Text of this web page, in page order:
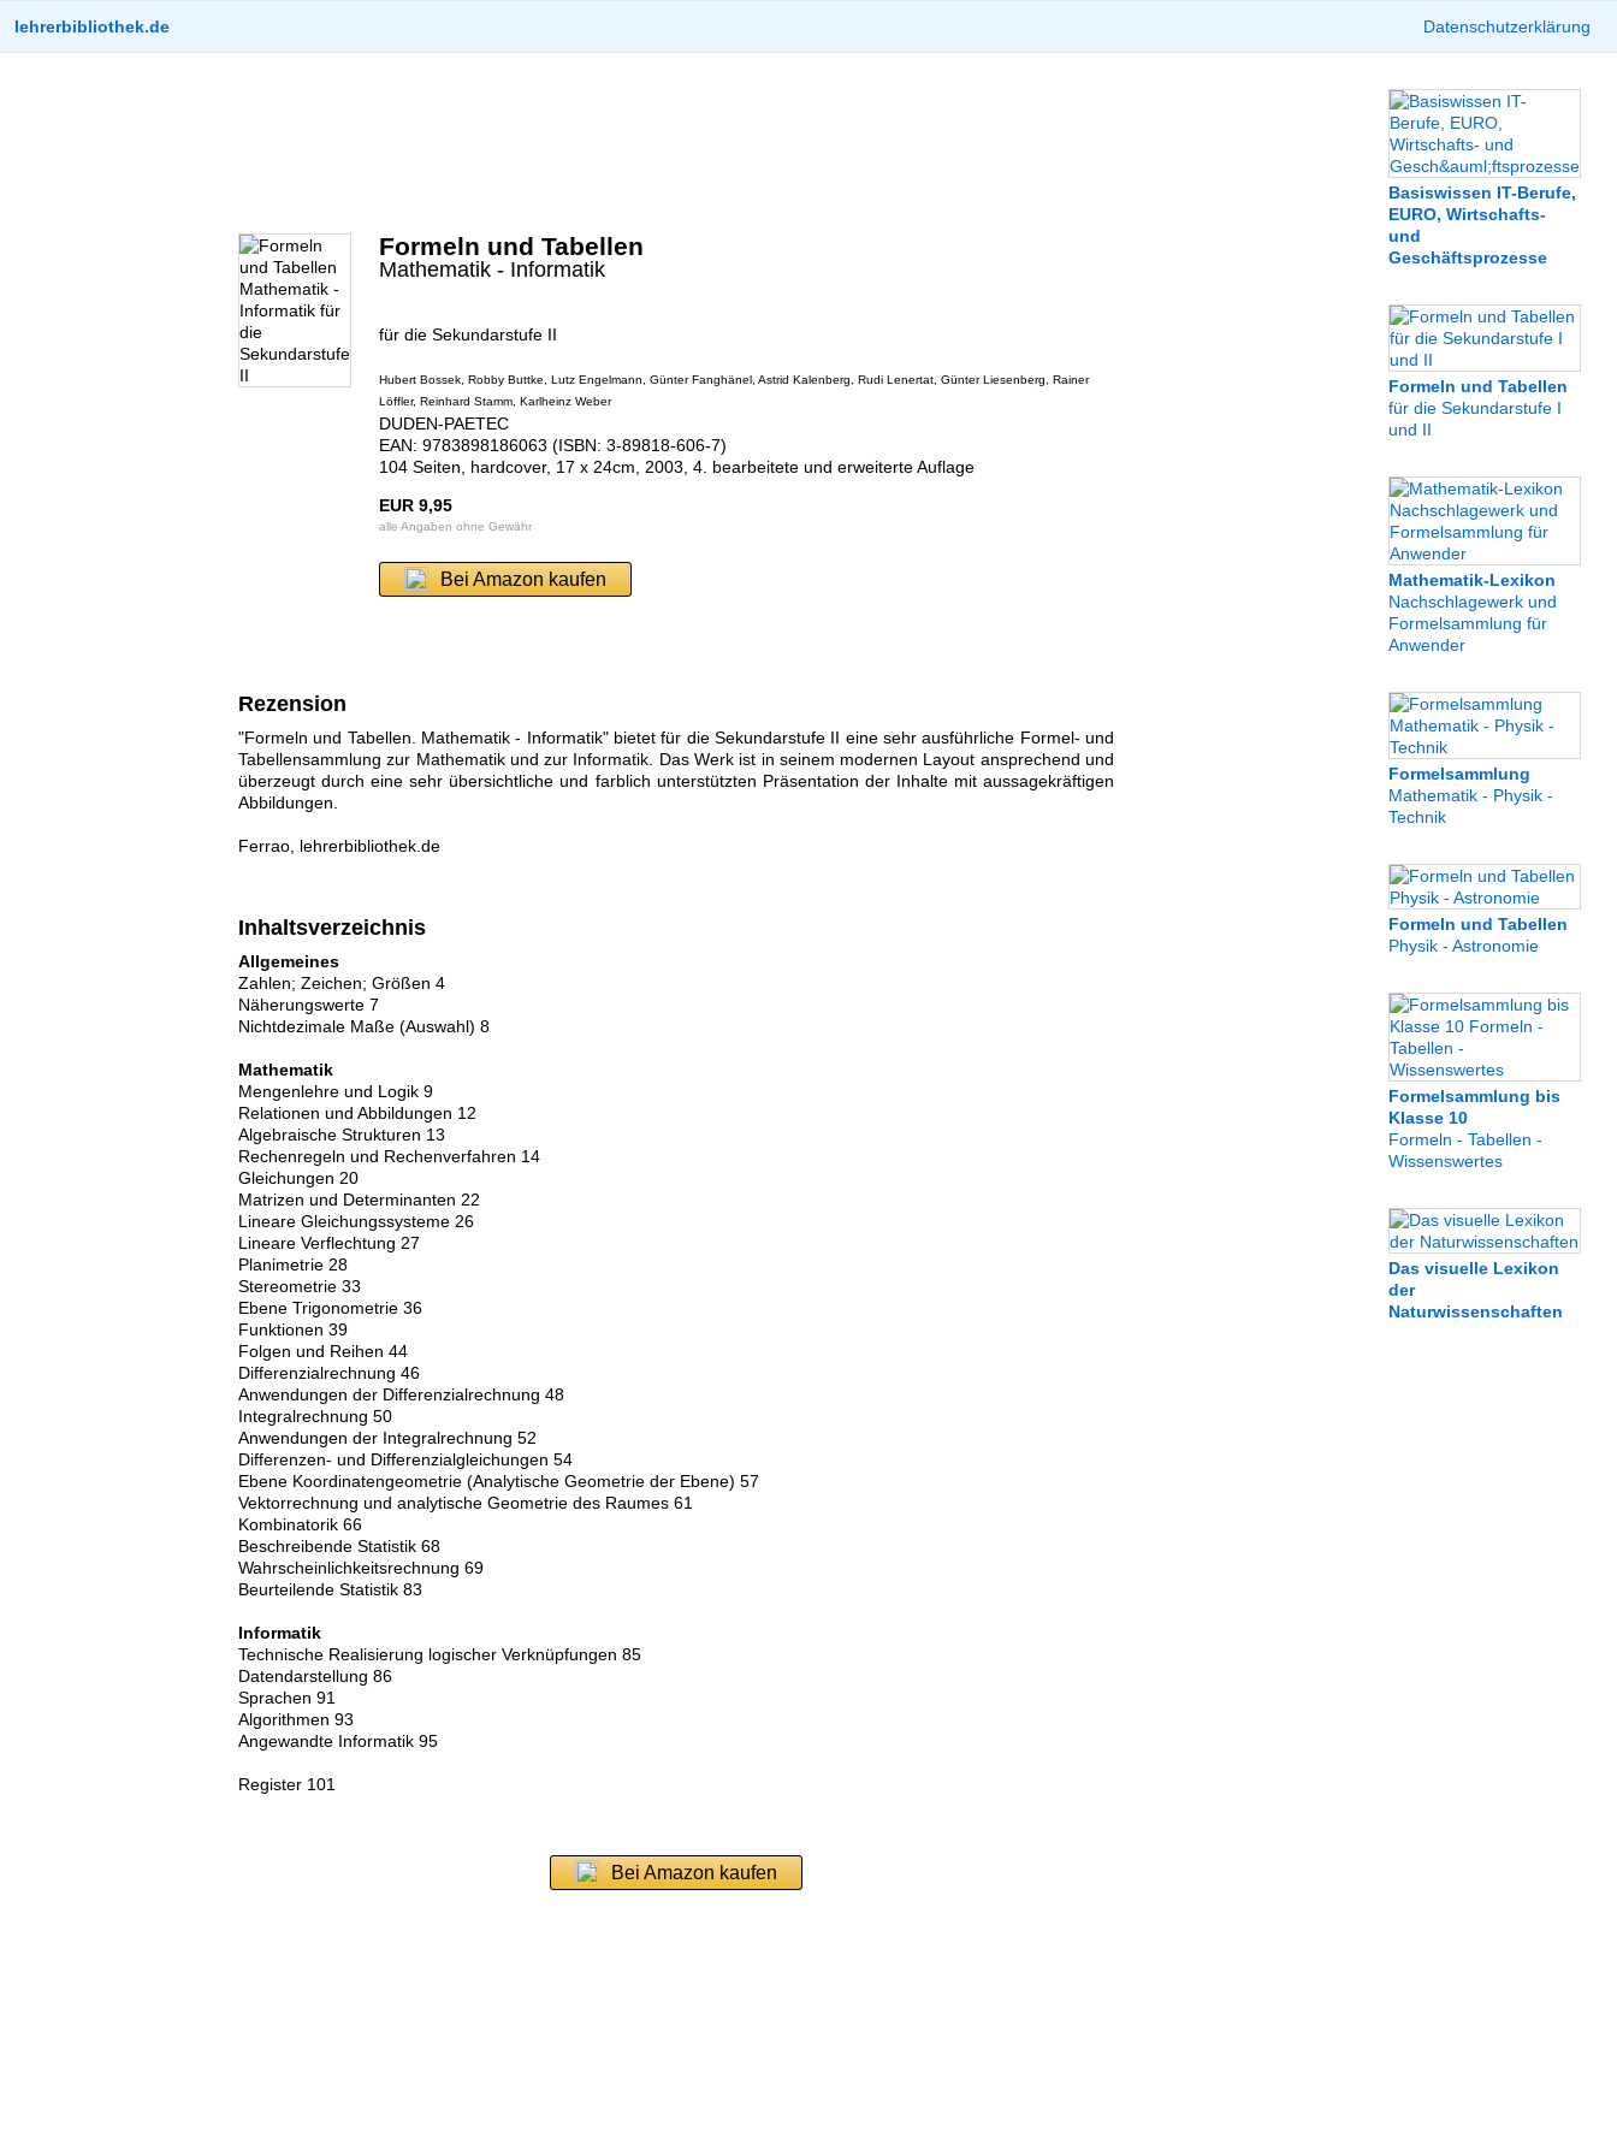
lehrerbibliothek.de Datenschutzerklärung
Formeln und Tabellen
Mathematik - Informatik
für die Sekundarstufe II
Hubert Bossek, Robby Buttke, Lutz Engelmann, Günter Fanghänel, Astrid Kalenberg, Rudi Lenertat, Günter Liesenberg, Rainer
Löffler, Reinhard Stamm, Karlheinz Weber
DUDEN-PAETEC
EAN: 9783898186063 (ISBN: 3-89818-606-7)
104 Seiten, hardcover, 17 x 24cm, 2003, 4. bearbeitete und erweiterte Auflage
EUR 9,95
alle Angaben ohne Gewähr
Bei Amazon kaufen
Rezension
"Formeln und Tabellen. Mathematik - Informatik" bietet für die Sekundarstufe II eine sehr ausführliche Formel- und
Tabellensammlung zur Mathematik und zur Informatik. Das Werk ist in seinem modernen Layout ansprechend und
überzeugt durch eine sehr übersichtliche und farblich unterstützten Präsentation der Inhalte mit aussagekräftigen
Abbildungen.
Ferrao, lehrerbibliothek.de
Inhaltsverzeichnis
Allgemeines
Zahlen; Zeichen; Größen 4
Näherungswerte 7
Nichtdezimale Maße (Auswahl) 8
Mathematik
Mengenlehre und Logik 9
Relationen und Abbildungen 12
Algebraische Strukturen 13
Rechenregeln und Rechenverfahren 14
Gleichungen 20
Matrizen und Determinanten 22
Lineare Gleichungssysteme 26
Lineare Verflechtung 27
Planimetrie 28
Stereometrie 33
Ebene Trigonometrie 36
Funktionen 39
Folgen und Reihen 44
Differenzialrechnung 46
Anwendungen der Differenzialrechnung 48
Integralrechnung 50
Anwendungen der Integralrechnung 52
Differenzen- und Differenzialgleichungen 54
Ebene Koordinatengeometrie (Analytische Geometrie der Ebene) 57
Vektorrechnung und analytische Geometrie des Raumes 61
Kombinatorik 66
Beschreibende Statistik 68
Wahrscheinlichkeitsrechnung 69
Beurteilende Statistik 83
Informatik
Technische Realisierung logischer Verknüpfungen 85
Datendarstellung 86
Sprachen 91
Algorithmen 93
Angewandte Informatik 95
Register 101
Bei Amazon kaufen
Basiswissen IT-Berufe,
EURO, Wirtschafts-
und
Geschäftsprozesse
Formeln und Tabellen
für die Sekundarstufe I
und II
Mathematik-Lexikon
Nachschlagewerk und
Formelsammlung für
Anwender
Formelsammlung
Mathematik - Physik -
Technik
Formeln und Tabellen
Physik - Astronomie
Formelsammlung bis
Klasse 10
Formeln - Tabellen -
Wissenswertes
Das visuelle Lexikon
der
Naturwissenschaften